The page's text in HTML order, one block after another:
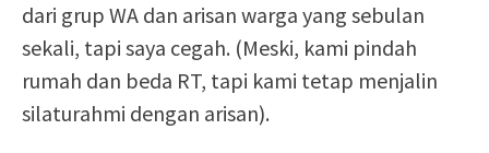
dari grup WA dan arisan warga yang sebulan
sekali, tapi saya cegah. (Meski, kami pindah
rumah dan beda RT, tapi kami tetap menjalin
silaturahmi dengan arisan).